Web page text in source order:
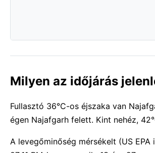
Milyen az időjárás
Fullasztó 36°C-os éjszaka van
égen Najafgarh felett. Kint nehéz,
A levegőminőség mérsékelt (US